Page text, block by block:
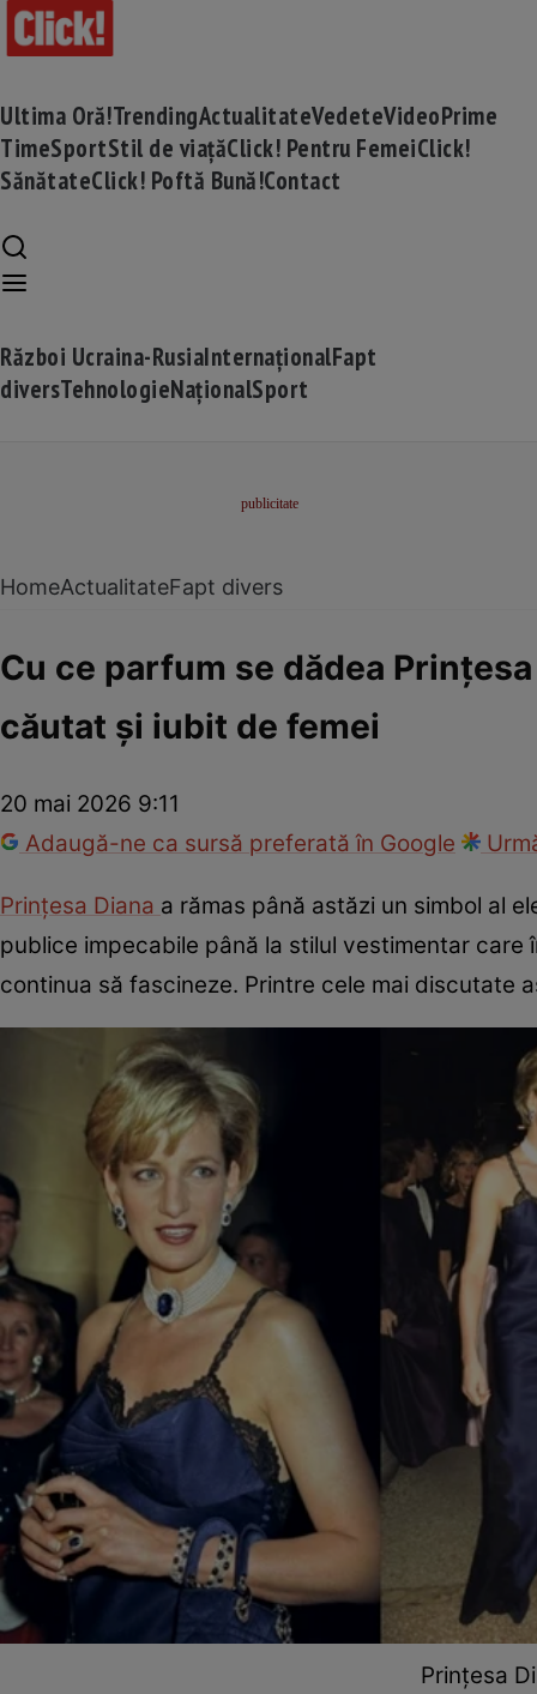
Ultima Oră!TrendingActualitateVedeteVideoPrime
TimeSportStil de viațăClick! Pentru FemeiClick!
SănătateClick! Poftă Bună!Contact
Război Ucraina-RusiaInternaționalFapt
diversTehnologieNaționalSport
HomeActualitateFapt divers
Cu ce parfum se dădea
căutat și iubit de femei
20 mai 2026 9:11
Adaugă-ne ca sursă preferată în Google
Prințesa Diana a rămas până astăzi un simbol al
publice impecabile până la stilul vestimentar
continua să fascineze. Printre cele mai discutate
Prințesa